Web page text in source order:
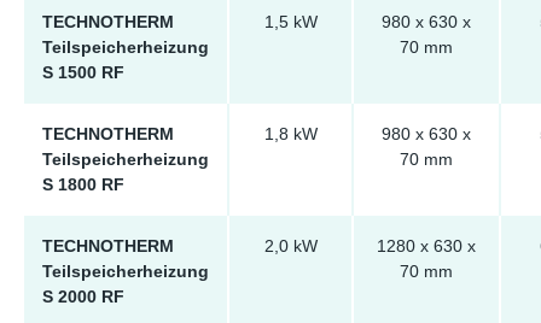
TECHNOTHERM
Teilspeicherheizung
S 1500 RF
1,5 kW
980 x 630 x
70 mm
TECHNOTHERM
Teilspeicherheizung
S 1800 RF
1,8 kW
980 x 630 x
70 mm
TECHNOTHERM
Teilspeicherheizung
S 2000 RF
2,0 kW
1280 x 630 x
70 mm